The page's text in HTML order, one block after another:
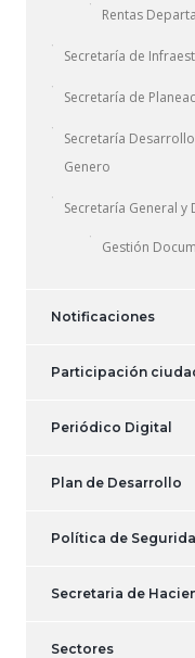
Rentas
Secretaría de
Secretaría de
Secretaría
Genero
Secretaría General
Gestión
Notificaciones
Participación
Periódico Digital
Plan de Desarrollo
Política de
Secretaria de
Sectores